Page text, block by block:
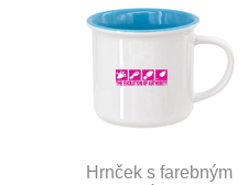
Hrnček s farebným